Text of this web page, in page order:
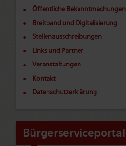
Öffentliche Bekanntmachungen
Breitband und Digitalisierung
Stellenausschreibungen
Links und Partner
Veranstaltungen
Kontakt
Datenschutzerklärung
Bürgerserviceportal